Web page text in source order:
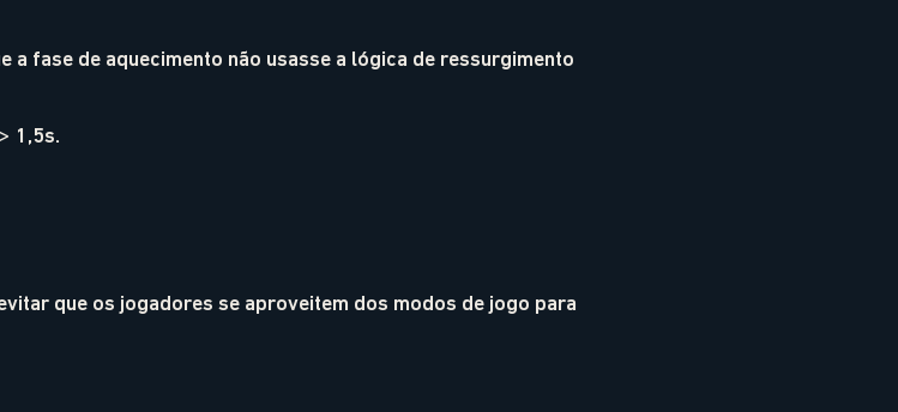
a fase de aquecimento não usasse a lógica de ressurgimento
1,5s.
que os jogadores se aproveitem dos modos de jogo para